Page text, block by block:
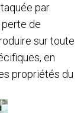
par
perte de
sur toute
en
propriétés du